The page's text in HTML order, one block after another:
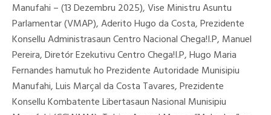
Manufahi – (13 Dezembru 2025), Vise Ministru Asuntu
Parlamentar (VMAP), Aderito Hugo da Costa, Prezidente
Konsellu Administrasaun Centro Nacional Chega!I.P, Manuel
Pereira, Diretór Ezekutivu Centro Chega!I.P, Hugo Maria
Fernandes hamutuk ho Prezidente Autoridade Munisipiu
Manufahi, Luis Marçal da Costa Tavares, Prezidente
Konsellu Kombatente Libertasaun Nasional Munisipiu